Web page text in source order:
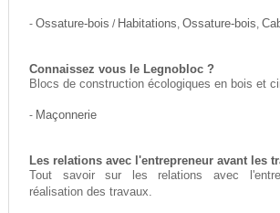
- Ossature-bois / Habitations, Ossature-bois,
Connaissez vous le Legnobloc ?
Blocs de construction écologiques en bois et
- Maçonnerie
Les relations avec l'entrepreneur avant les
Tout savoir sur les relations avec
réalisation des travaux.